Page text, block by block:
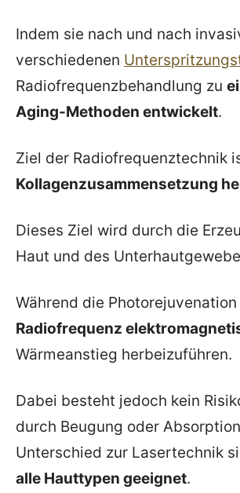
Indem sie nach und nach
verschiedenen
Radiofrequenzbehandlung zu
Aging-Methoden entwickelt.
Ziel der Radiofrequenztechnik
Kollagenzusammensetzung
Dieses Ziel wird durch die
Haut und des
Während die
Radiofrequenz
Wärmeanstieg herbeizuführen.
Dabei besteht jedoch kein
durch Beugung oder
Unterschied zur Lasertechnik
alle Hauttypen geeignet.